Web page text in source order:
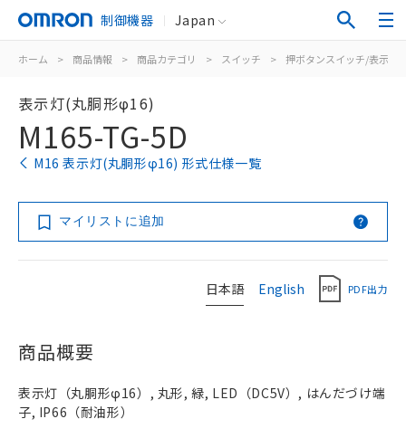
制御機器 Japan
ホーム > 商品情報 > 商品カテゴリ > スイッチ > 押ボタンスイッチ/表示灯
表示灯(丸胴形φ16)
M165-TG-5D
M16 表示灯(丸胴形φ16) 形式仕様一覧
マイリストに追加
日本語 English PDF出力
商品概要
表示灯（丸胴形φ16）, 丸形, 緑, LED（DC5V）, はんだづけ端
子, IP66（耐油形）